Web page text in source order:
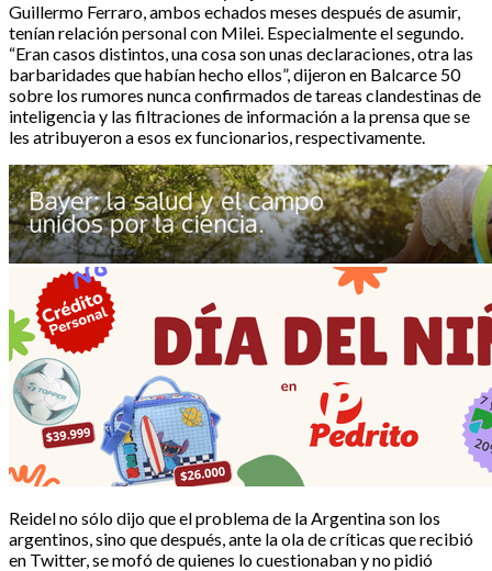
Guillermo Ferraro, ambos echados meses después de asumir,
tenían relación personal con Milei. Especialmente el segundo.
“Eran casos distintos, una cosa son unas declaraciones, otra las
barbaridades que habían hecho ellos”, dijeron en Balcarce 50
sobre los rumores nunca confirmados de tareas clandestinas de
inteligencia y las filtraciones de información a la prensa que se
les atribuyeron a esos ex funcionarios, respectivamente.
Reidel no sólo dijo que el problema de la Argentina son los
argentinos, sino que después, ante la ola de críticas que recibió
en Twitter, se mofó de quienes lo cuestionaban y no pidió